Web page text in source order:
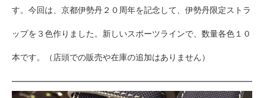
す。今回は、京都伊勢丹２０周年を記念して、伊勢丹限定ストラ
ップを３色作りました。新しいスポーツラインで、数量各色１０
本です。（店頭での販売や在庫の追加はありません）